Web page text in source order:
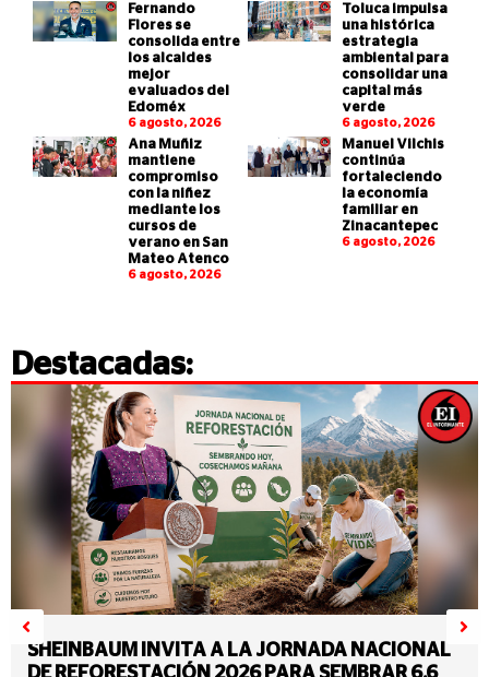
Fernando
Flores se
consolida entre
los alcaldes
mejor
evaluados del
Edoméx
6 agosto, 2026
Toluca impulsa
una histórica
estrategia
ambiental para
consolidar una
capital más
verde
6 agosto, 2026
Ana Muñiz
mantiene
compromiso
con la niñez
mediante los
cursos de
verano en San
Mateo Atenco
6 agosto, 2026
Manuel Vilchis
continúa
fortaleciendo
la economía
familiar en
Zinacantepec
6 agosto, 2026
Destacadas:
SHEINBAUM INVITA A LA JORNADA NACIONAL